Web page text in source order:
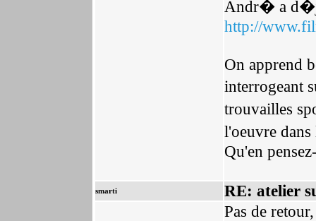
Andr� a
http://
On apprend
interrogeant
trouvailles
l'oeuvre
Qu'en
smarti RE: atelier
Pas de